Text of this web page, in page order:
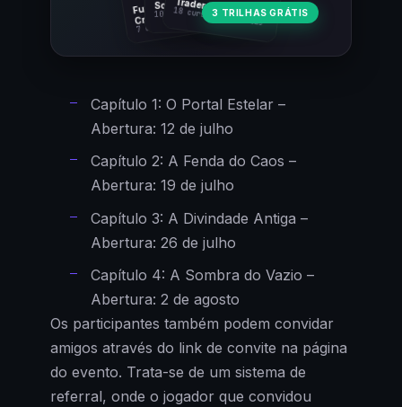
Fundamentos
Cripto
7 cursos · 31 aulas
Trader Cripto
18 cursos · 80 aulas
Soberania Bitcoin
10 cursos · 44 aulas3 TRILHAS GRÁTIS
Capítulo 1: O Portal Estelar –
Abertura: 12 de julho
Capítulo 2: A Fenda do Caos –
Abertura: 19 de julho
Capítulo 3: A Divindade Antiga –
Abertura: 26 de julho
Capítulo 4: A Sombra do Vazio –
Abertura: 2 de agosto
Os participantes também podem convidar
amigos através do link de convite na página
do evento. Trata-se de um sistema de
referral, onde o jogador que convidou